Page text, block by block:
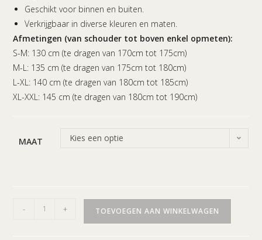
Geschikt voor binnen en buiten.
Verkrijgbaar in diverse kleuren en maten.
Afmetingen (van schouder tot boven enkel opmeten):
S-M: 130 cm (te dragen van 170cm tot 175cm)
M-L: 135 cm (te dragen van 175cm tot 180cm)
L-XL: 140 cm (te dragen van 180cm tot 185cm)
XL-XXL: 145 cm (te dragen van 180cm tot 190cm)
MAAT Kies een optie
- + TOEVOEGEN AAN WINKELWAGEN